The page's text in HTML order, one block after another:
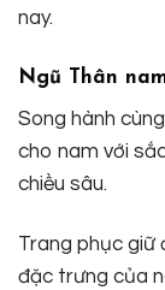
nay.
Ngũ Thân
Song hành
cho nam với
chiều sâu.
Trang phục giữ
đặc trưng của